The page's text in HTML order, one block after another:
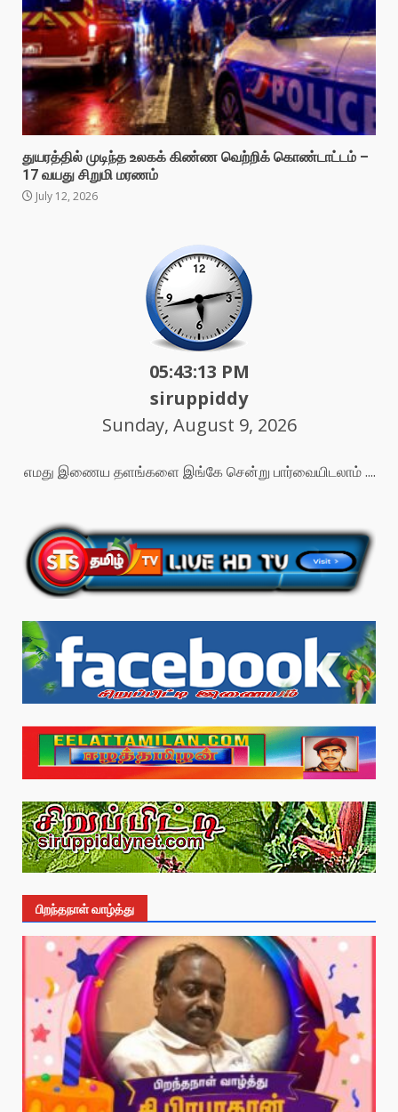
துயரத்தில் முடிந்த உலகக் கிண்ண வெற்றிக் கொண்டாட்டம் –
17 வயது சிறுமி மரணம்
July 12, 2026
05:43:15 PM
siruppiddy
Sunday, August 9, 2026
எமது இணைய தளங்களை இங்கே சென்று பார்வையிடலாம் ....
பிறந்தநாள் வாழ்த்து